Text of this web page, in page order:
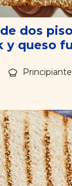
dos
y queso
Principiante